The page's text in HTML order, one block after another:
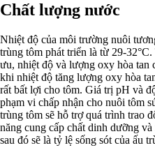
Chất lượng nước
Nhiệt độ của môi trường nuôi
trùng tôm phát triển là từ 29-
ưu, nhiệt độ và lượng oxy hòa tan
khi nhiệt độ tăng lượng oxy hòa
rất bất lợi cho tôm. Giá trị pH và
phạm vi chấp nhận cho nuôi tôm
trùng tôm sẽ hỗ trợ quá trình trao
năng cung cấp chất dinh dưỡng
sau đó sẽ là tỷ lệ sống sót của ấu